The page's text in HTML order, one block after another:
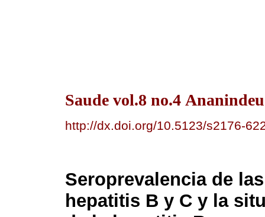
Saude vol.8 no.4
http://dx.doi.org/10.5123/s2176-
Seroprevalencia de
hepatitis B y C y la